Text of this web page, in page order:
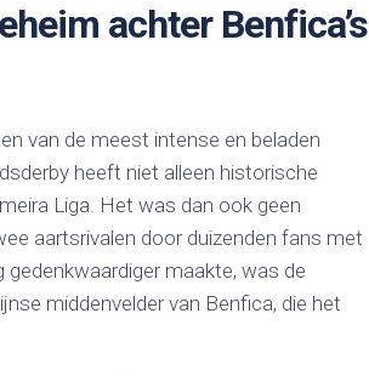
achter Benfica’s
van de meest intense en beladen
heeft niet alleen historische
Liga. Het was dan ook geen
aartsrivalen door duizenden fans met
maakte, was de
middenvelder van Benfica, die het